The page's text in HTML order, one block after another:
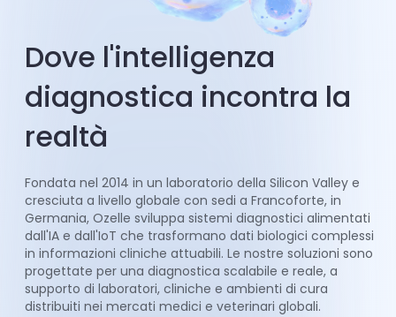
Dove l'intelligenza
diagnostica incontra la
realtà
Fondata nel 2014 in un laboratorio della Silicon Valley e
cresciuta a livello globale con sedi a Francoforte, in
Germania, Ozelle sviluppa sistemi diagnostici alimentati
dall'IA e dall'IoT che trasformano dati biologici complessi
in informazioni cliniche attuabili. Le nostre soluzioni sono
progettate per una diagnostica scalabile e reale, a
supporto di laboratori, cliniche e ambienti di cura
distribuiti nei mercati medici e veterinari globali.